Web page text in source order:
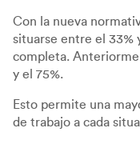
Con la nueva
situarse entre el 33%
completa.
y el 75%.
Esto permite una
de trabajo a cada